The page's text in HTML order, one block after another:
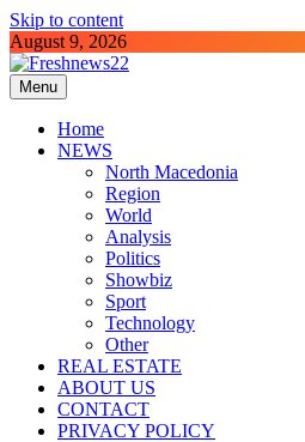
Skip to content
August 9, 2026
Freshnews22
Best News Website in North Macedonia
Menu
Home
NEWS
North Macedonia
Region
World
Analysis
Politics
Showbiz
Sport
Technology
Other
REAL ESTATE
ABOUT US
CONTACT
PRIVACY POLICY